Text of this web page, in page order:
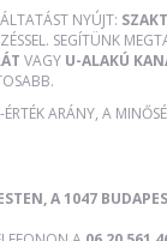
NYÚJT:
SEGÍTÜNK
VAGY U-ALAKÚ
ARÁNY, A
A 1047